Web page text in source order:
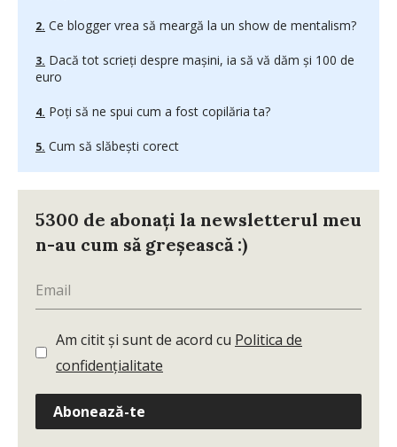
Ce blogger vrea să meargă la un show de mentalism?
Dacă tot scrieți despre mașini, ia să vă dăm și 100 de
euro
Poți să ne spui cum a fost copilăria ta?
Cum să slăbeşti corect
5300 de abonați la newsletterul meu
n-au cum să greșească :)
Am citit și sunt de acord cu Politica de
confidențialitate
Abonează-te